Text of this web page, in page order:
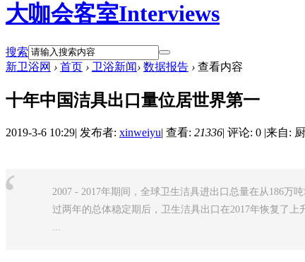
大咖会客室Interviews
搜索
新卫浴网 › 首页 › 卫浴新闻› 数据报告 › 查看内容
十年中国洁具出口量位居世界第一
2019-3-6 10:29| 发布者: xinweiyu| 查看: 21336| 评论: 0 |来自:
2007 - 2017年期间，全球卫生洁具进出口总量在从186万
过两年的总体稳定期后，卫生洁具出口在2017年恢复了